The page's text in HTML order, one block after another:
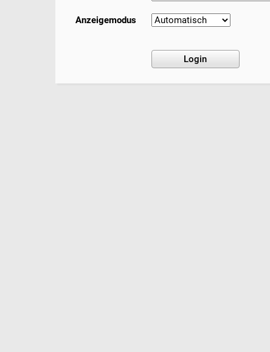
Anzeigemodus